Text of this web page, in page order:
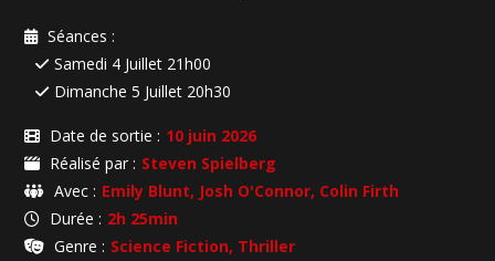
Séances :
Samedi 4 Juillet 21h00
Dimanche 5 Juillet 20h30
Date de sortie : 10 juin 2026
Réalisé par : Steven Spielberg
Avec : Emily Blunt, Josh O'Connor, Colin Firth
Durée : 2h 25min
Genre : Science Fiction, Thriller